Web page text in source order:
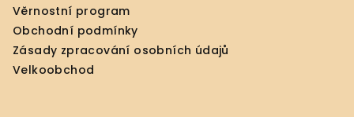
Věrnostní program
Obchodní podmínky
Zásady zpracování osobních údajů
Velkoobchod